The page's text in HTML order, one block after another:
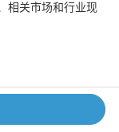
相关市场和行业现